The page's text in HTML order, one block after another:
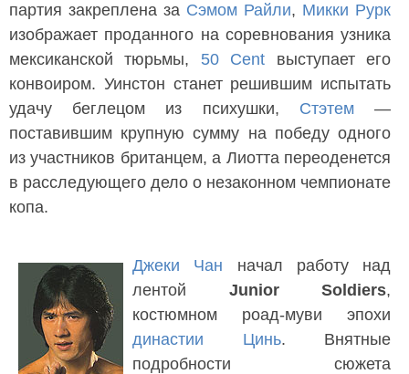
партия закреплена за Сэмом Райли, Микки Рурк
изображает проданного на соревнования узника
мексиканской тюрьмы, 50 Cent выступает его
конвоиром. Уинстон станет решившим испытать
удачу беглецом из психушки, Стэтем—
поставившим крупную сумму на победу одного
из участников британцем, а Лиотта переоденется
в расследующего дело о незаконном чемпионате
копа.
Джеки Чан начал работу над
лентой Junior Soldiers,
костюмном роад-муви эпохи
династии Цинь. Внятные
подробности сюжета